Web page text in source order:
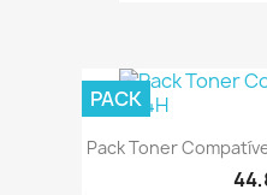
Pack Toner
PACK